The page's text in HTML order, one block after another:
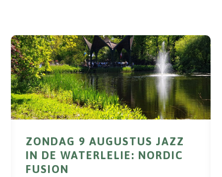
ZONDAG 9 AUGUSTUS JAZZ
IN DE WATERLELIE: NORDIC
FUSION